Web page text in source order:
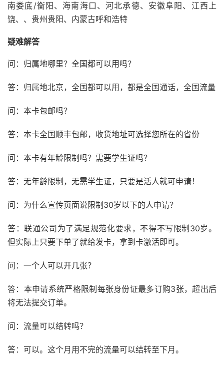
南娄底/衡阳、海南海口、河北承德、安徽阜阳、江西上
饶、、贵州贵阳、内蒙古呼和浩特
疑难解答
问：归属地哪里？全国都可以用吗？
答：归属地北京，全国都可以用，都是全国通话，全国流量
问：本卡包邮吗？
答：本卡全国顺丰包邮，收货地址可选择您所在的省份
问：本卡有年龄限制吗？需要学生证吗？
答：无年龄限制，无需学生证，只要是活人就可申请！
问：为什么宣传页面说限制30岁以下的人申请？
答：联通公司为了满足规范化要求，不得不写限制30岁。
但实际上只要下单了就给发卡，拿到卡激活即可。
问：一个人可以开几张？
答：本申请系统严格限制每张身份证最多订购3张，超出后
将无法提交订单。
问：流量可以结转吗？
答：可以。这个月用不完的流量可以结转至下月。